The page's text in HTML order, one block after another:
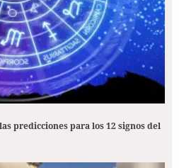
predicciones para los 12 signos del